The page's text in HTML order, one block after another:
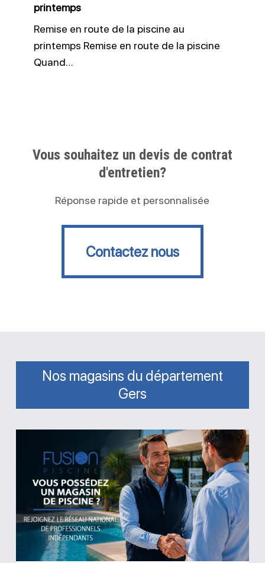
printemps
Remise en route de la piscine au
printemps Remise en route de la piscine
Quand…
Vous souhaitez un devis de contrat
d'entretien?
Réponse rapide et personnalisée
Contactez nous
Contactez nous
Nos magasins du département
Gers
Vous
possédez
un
magasin
de
piscine
?